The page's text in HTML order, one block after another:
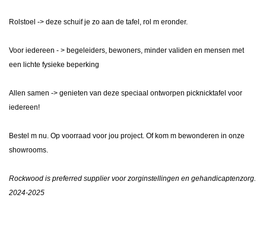
Rolstoel -> deze schuif je zo aan de tafel, rol m eronder.
Voor iedereen - > begeleiders, bewoners, minder validen en mensen met
een lichte fysieke beperking
Allen samen -> genieten van deze speciaal ontworpen picknicktafel voor
iedereen!
Bestel m nu. Op voorraad voor jou project. Of kom m bewonderen in onze
showrooms.
Rockwood is preferred supplier voor zorginstellingen en gehandicaptenzorg.
2024-2025